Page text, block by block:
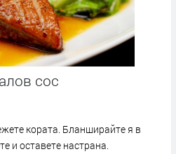
сос
кората. Бланширайте я в
и оставете настрана.